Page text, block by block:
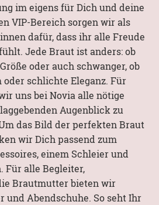
im eigens für Dich und deine
VIP-Bereich sorgen wir als
dafür, dass ihr alle Freude
Jede Braut ist anders: ob
oder auch schwanger, ob
schlichte Eleganz. Für
uns bei Novia alle nötige
Augenblick zu
das Bild der perfekten Braut
wir Dich passend zum
einem Schleier und
Für alle Begleiter,
Brautmutter bieten wir
und Abendschuhe. So seht Ihr